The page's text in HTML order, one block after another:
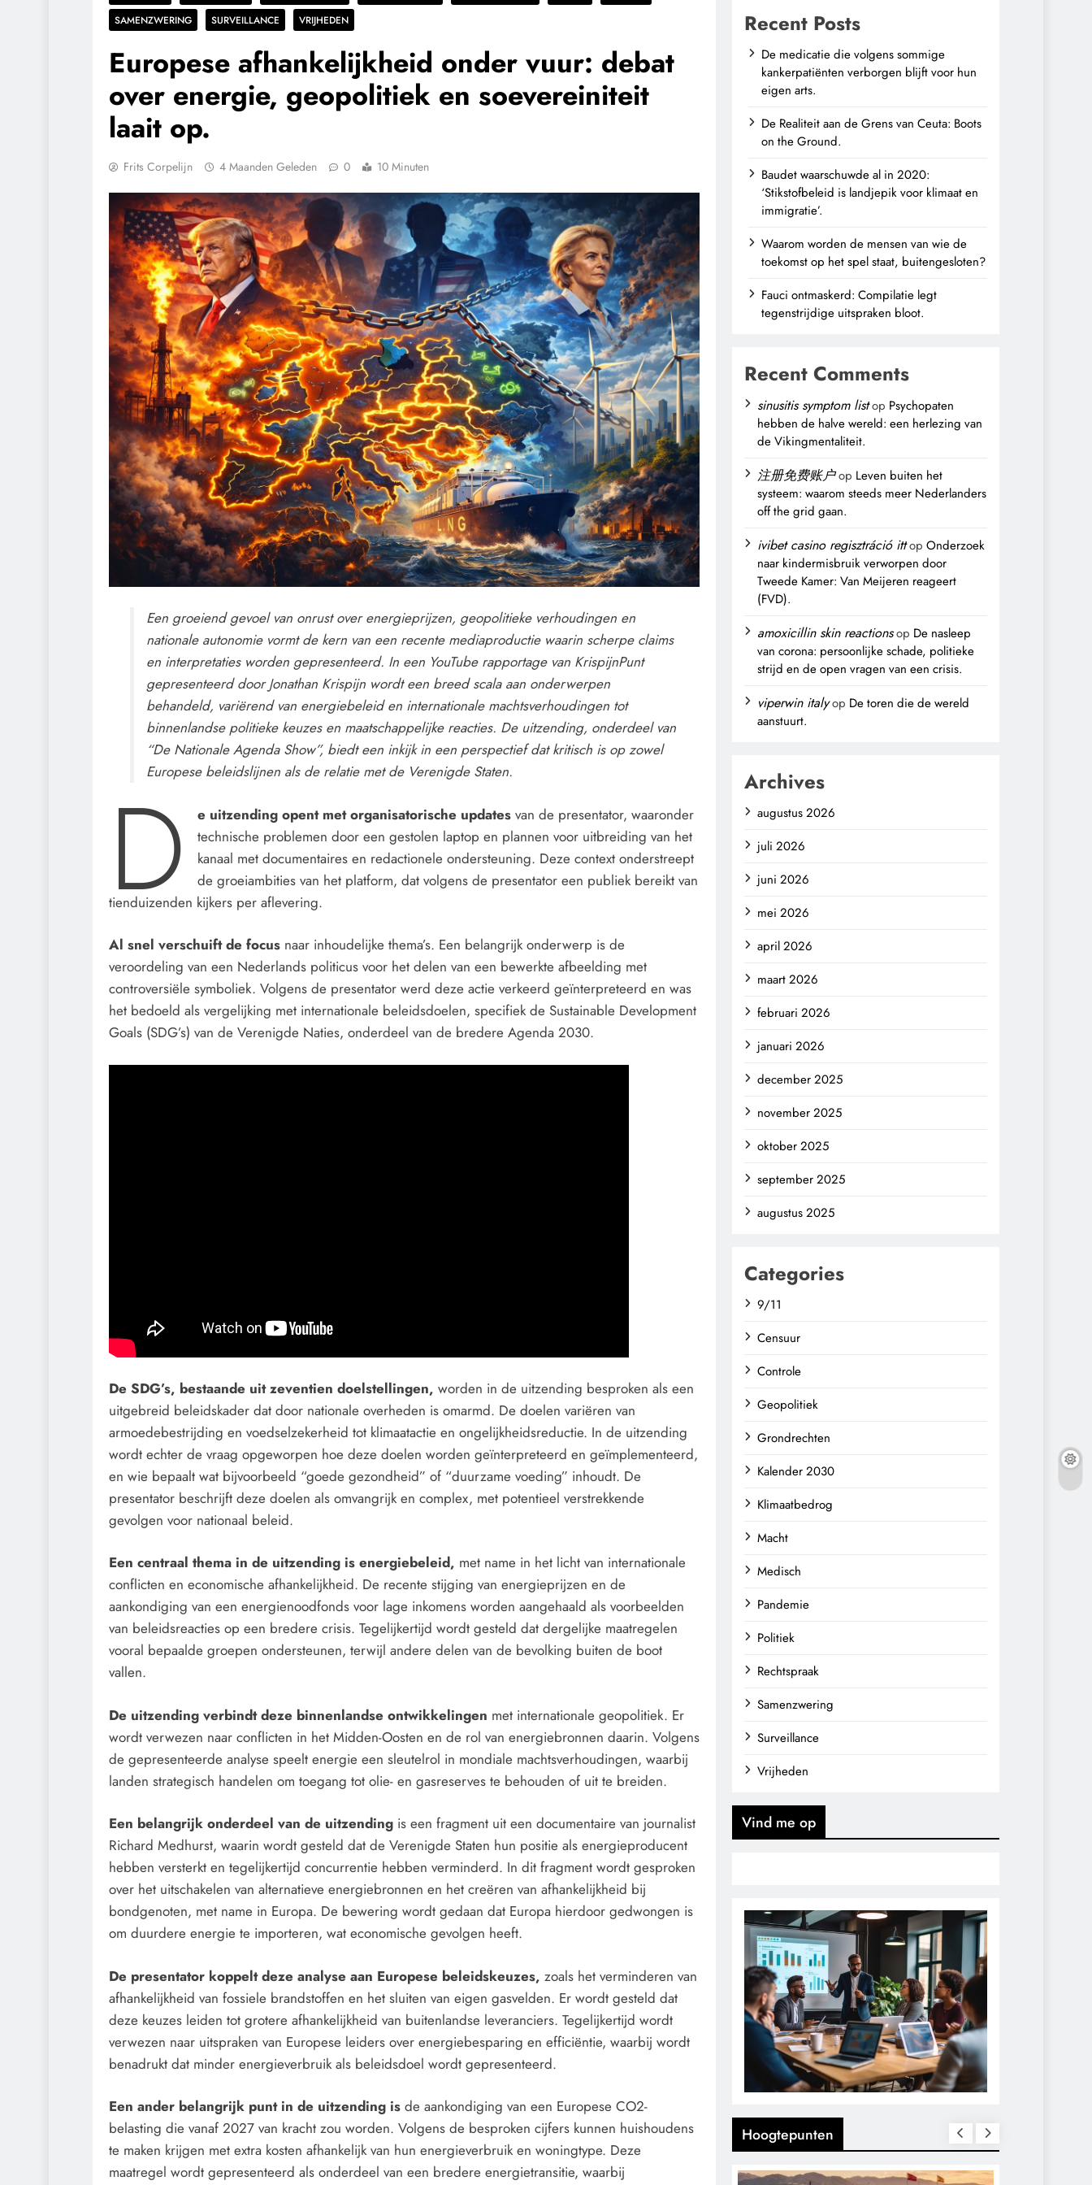
SAMENZWERING
SURVEILLANCE VRIJHEDEN
Europese afhankelijkheid onder vuur: debat
over energie, geopolitiek en soevereiniteit
laait op.
Frits Corpelijn 4 Maanden Geleden 0 10 Minuten
Een groeiend gevoel van onrust over energieprijzen, geopolitieke verhoudingen en
nationale autonomie vormt de kern van een recente mediaproductie waarin scherpe claims
en interpretaties worden gepresenteerd. In een YouTube rapportage van KrispijnPunt
gepresenteerd door Jonathan Krispijn wordt een breed scala aan onderwerpen
behandeld, variërend van energiebeleid en internationale machtsverhoudingen tot
binnenlandse politieke keuzes en maatschappelijke reacties. De uitzending, onderdeel van
“De Nationale Agenda Show”, biedt een inkijk in een perspectief dat kritisch is op zowel
Europese beleidslijnen als de relatie met de Verenigde Staten.
D e uitzending opent met organisatorische updates van de presentator, waaronder
technische problemen door een gestolen laptop en plannen voor uitbreiding van het
kanaal met documentaires en redactionele ondersteuning. Deze context onderstreept
de groeiambities van het platform, dat volgens de presentator een publiek bereikt van
tienduizenden kijkers per aflevering.
Al snel verschuift de focus naar inhoudelijke thema’s. Een belangrijk onderwerp is de
veroordeling van een Nederlands politicus voor het delen van een bewerkte afbeelding met
controversiële symboliek. Volgens de presentator werd deze actie verkeerd geïnterpreteerd en was
het bedoeld als vergelijking met internationale beleidsdoelen, specifiek de Sustainable Development
Goals (SDG’s) van de Verenigde Naties, onderdeel van de bredere Agenda 2030.
De SDG’s, bestaande uit zeventien doelstellingen, worden in de uitzending besproken als een
uitgebreid beleidskader dat door nationale overheden is omarmd. De doelen variëren van
armoedebestrijding en voedselzekerheid tot klimaatactie en ongelijkheidsreductie. In de uitzending
wordt echter de vraag opgeworpen hoe deze doelen worden geïnterpreteerd en geïmplementeerd,
en wie bepaalt wat bijvoorbeeld “goede gezondheid” of “duurzame voeding” inhoudt. De
presentator beschrijft deze doelen als omvangrijk en complex, met potentieel verstrekkende
gevolgen voor nationaal beleid.
Een centraal thema in de uitzending is energiebeleid, met name in het licht van internationale
conflicten en economische afhankelijkheid. De recente stijging van energieprijzen en de
aankondiging van een energienoodfonds voor lage inkomens worden aangehaald als voorbeelden
van beleidsreacties op een bredere crisis. Tegelijkertijd wordt gesteld dat dergelijke maatregelen
vooral bepaalde groepen ondersteunen, terwijl andere delen van de bevolking buiten de boot
vallen.
De uitzending verbindt deze binnenlandse ontwikkelingen met internationale geopolitiek. Er
wordt verwezen naar conflicten in het Midden-Oosten en de rol van energiebronnen daarin. Volgens
de gepresenteerde analyse speelt energie een sleutelrol in mondiale machtsverhoudingen, waarbij
landen strategisch handelen om toegang tot olie- en gasreserves te behouden of uit te breiden.
Een belangrijk onderdeel van de uitzending is een fragment uit een documentaire van journalist
Richard Medhurst, waarin wordt gesteld dat de Verenigde Staten hun positie als energieproducent
hebben versterkt en tegelijkertijd concurrentie hebben verminderd. In dit fragment wordt gesproken
over het uitschakelen van alternatieve energiebronnen en het creëren van afhankelijkheid bij
bondgenoten, met name in Europa. De bewering wordt gedaan dat Europa hierdoor gedwongen is
om duurdere energie te importeren, wat economische gevolgen heeft.
De presentator koppelt deze analyse aan Europese beleidskeuzes, zoals het verminderen van
afhankelijkheid van fossiele brandstoffen en het sluiten van eigen gasvelden. Er wordt gesteld dat
deze keuzes leiden tot grotere afhankelijkheid van buitenlandse leveranciers. Tegelijkertijd wordt
verwezen naar uitspraken van Europese leiders over energiebesparing en efficiëntie, waarbij wordt
benadrukt dat minder energieverbruik als beleidsdoel wordt gepresenteerd.
Een ander belangrijk punt in de uitzending is de aankondiging van een Europese CO2-
belasting die vanaf 2027 van kracht zou worden. Volgens de besproken cijfers kunnen huishoudens
te maken krijgen met extra kosten afhankelijk van hun energieverbruik en woningtype. Deze
maatregel wordt gepresenteerd als onderdeel van een bredere energietransitie, waarbij
Recent Posts
De medicatie die volgens sommige
kankerpatiënten verborgen blijft voor hun
eigen arts.
De Realiteit aan de Grens van Ceuta: Boots
on the Ground.
Baudet waarschuwde al in 2020:
‘Stikstofbeleid is landjepik voor klimaat en
immigratie’.
Waarom worden de mensen van wie de
toekomst op het spel staat, buitengesloten?
Fauci ontmaskerd: Compilatie legt
tegenstrijdige uitspraken bloot.
Recent Comments
sinusitis symptom listop Psychopaten
hebben de halve wereld: een herlezing van
de Vikingmentaliteit.
注册免费账户op Leven buiten het
systeem: waarom steeds meer Nederlanders
off the grid gaan.
ivibet casino regisztráció ittopOnderzoek
naar kindermisbruik verworpen door
Tweede Kamer: Van Meijeren reageert
(FVD).
amoxicillin skin reactionsop De nasleep
van corona: persoonlijke schade, politieke
strijd en de open vragen van een crisis.
viperwin italyop De toren die de wereld
aanstuurt.
Archives
augustus 2026
juli 2026
juni 2026
mei 2026
april 2026
maart 2026
februari 2026
januari 2026
december 2025
november 2025
oktober 2025
september 2025
augustus 2025
Categories
9/11
Censuur
Controle
Geopolitiek
Grondrechten
Kalender 2030
Klimaatbedrog
Macht
Medisch
Pandemie
Politiek
Rechtspraak
Samenzwering
Surveillance
Vrijheden
Vind me op
Hoogtepunten